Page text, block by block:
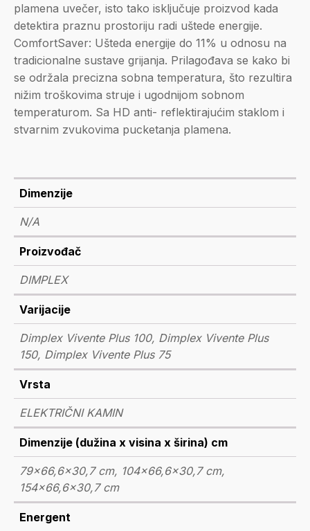
plamena uvečer, isto tako isključuje proizvod kada
detektira praznu prostoriju radi uštede energije.
ComfortSaver: Ušteda energije do 11% u odnosu na
tradicionalne sustave grijanja. Prilagođava se kako bi
se održala precizna sobna temperatura, što rezultira
nižim troškovima struje i ugodnijom sobnom
temperaturom. Sa HD anti- reflektirajućim staklom i
stvarnim zvukovima pucketanja plamena.
Dimenzije
N/A
Proizvođač
DIMPLEX
Varijacije
Dimplex Vivente Plus 100, Dimplex Vivente Plus
150, Dimplex Vivente Plus 75
Vrsta
ELEKTRIČNI KAMIN
Dimenzije (dužina x visina x širina) cm
79x66,6x30,7 cm, 104x66,6x30,7 cm,
154x66,6x30,7 cm
Energent